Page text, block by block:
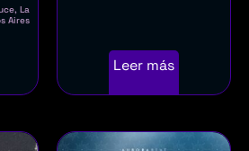
La
Aires
Leer más